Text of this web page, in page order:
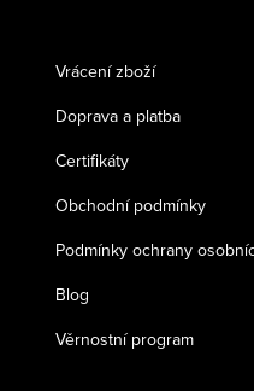
Vrácení zboží
Doprava a platba
Certifikáty
Obchodní podmínky
Podmínky ochrany
Blog
Věrnostní program